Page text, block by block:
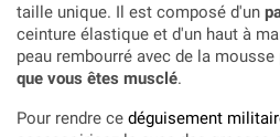
taille unique. Il est composé d'un
ceinture élastique et d'un haut à
peau rembourré avec de la mousse
que vous êtes musclé.
Pour rendre ce déguisement